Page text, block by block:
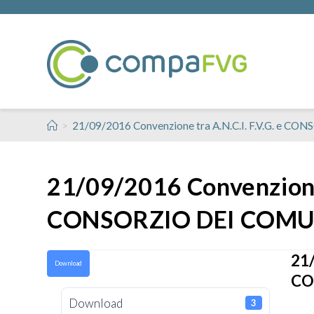
> 21/09/2016 Convenzione tra A.N.C.I. F.V.G. e
21/09/2016
CONSORZIO DEI
Download
Download 3